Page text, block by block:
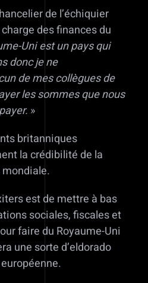
de l’échiquier
des finances du
Uni est un pays qui
donc je ne
de mes collègues de
les sommes que nous
»
britanniques
la crédibilité de la
est de mettre à bas
sociales, fiscales et
faire du Royaume-Uni
une sorte d’eldorado